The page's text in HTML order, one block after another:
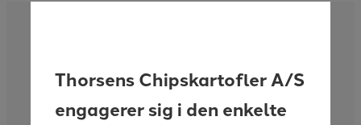
Thorsens Chipskartofler A/S
engagerer sig i den enkelte